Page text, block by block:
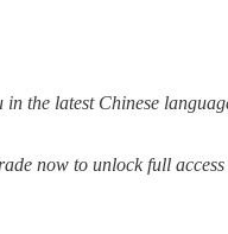
the latest Chinese
now to unlock full